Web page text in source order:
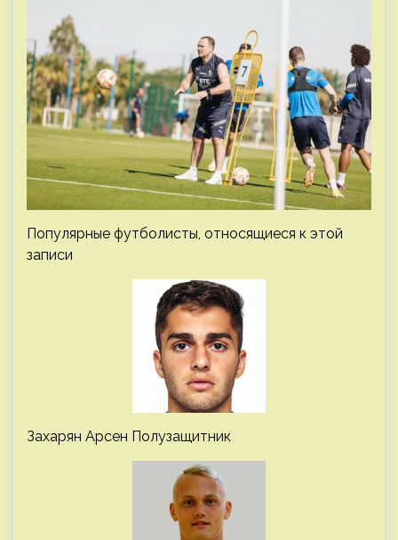
Популярные футболисты, относящиеся к этой
записи
Захарян Арсен Полузащитник